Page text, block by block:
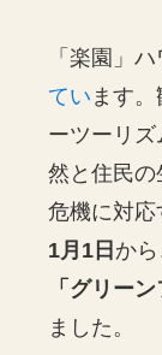
「楽園」
てい ます
ーツーリ
然と住民
危機に対
1月1日 か
「グリーン
ました。